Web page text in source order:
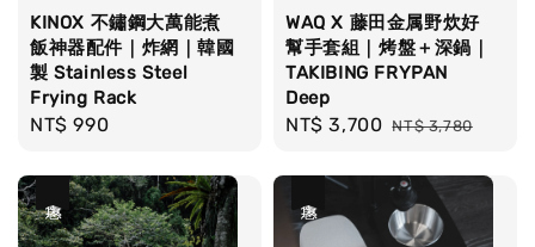
KINOX 不鏽鋼大萬能煮
飯神器配件｜炸網｜韓國
製 Stainless Steel
Frying Rack
Regular
NT$ 990
WAQ X 藤田金属野炊好
幫手套組｜烤盤＋深鍋｜
TAKIBING FRYPAN
Deep
Sale
NT$ 3,700 Regular
NT$ 3,780